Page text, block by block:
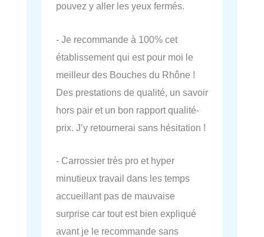
pouvez y aller les yeux fermés.
- Je recommande à 100% cet
établissement qui est pour moi le
meilleur des Bouches du Rhône !
Des prestations de qualité, un savoir
hors pair et un bon rapport qualité-
prix. J’y retournerai sans hésitation !
- Carrossier très pro et hyper
minutieux travail dans les temps
accueillant pas de mauvaise
surprise car tout est bien expliqué
avant je le recommande sans